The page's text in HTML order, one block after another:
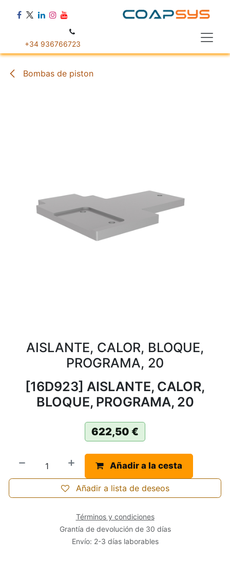
+34 936766723
Bombas de piston
AISLANTE, CALOR, BLOQUE,
PROGRAMA, 20
[16D923] AISLANTE, CALOR,
BLOQUE, PROGRAMA, 20
622,50 €
Añadir a la cesta
Añadir a lista de deseos
Términos y condiciones
Grantía de devolución de 30 días
Envío: 2-3 días laborables